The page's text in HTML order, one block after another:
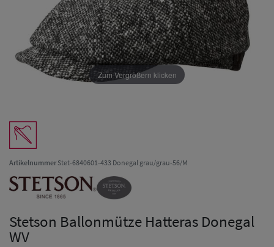
Zum Vergrößern klicken
ArtikelnummerStet-6840601-433 Donegal grau/grau-56/M
Stetson Ballonmütze Hatteras Donegal
WV